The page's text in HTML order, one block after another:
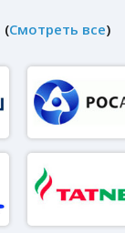
(Смотреть все)